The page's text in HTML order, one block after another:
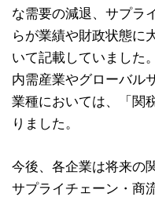
な需要の減退、サプラ
らが業績や財政状態に
いて記載していました
内需産業やグローバル
業種においては、「関
りました。
今後、各企業は将来の
サプライチェーン・商